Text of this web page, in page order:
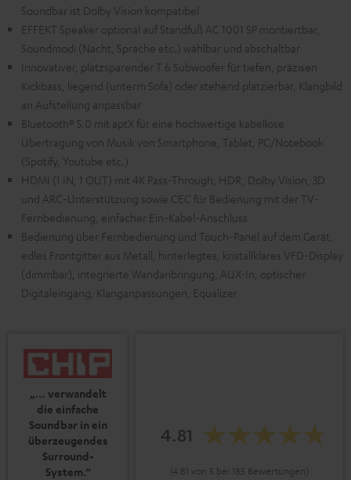
Soundbar ist Dolby Vision kompatibel
EFFEKT Speaker optional auf Standfuß AC 1001 SP montiertbar,
Soundmodi (Nacht, Sprache etc.) wählbar und abschaltbar
Innovativer, platzsparender T 6 Subwoofer für tiefen, präzisen
Kickbass, liegend (unterm Sofa) oder stehend platzierbar, Klangbild
an Aufstellung anpassbar
Bluetooth® 5.0 mit aptX für eine hochwertige kabellose
Übertragung von Musik von Smartphone, Tablet, PC/Notebook
(Spotify, Youtube etc.)
HDMI (1 IN, 1 OUT) mit 4K Pass-Through, HDR, Dolby Vision, 3D
und ARC-Unterstützung sowie CEC für Bedienung mit der TV-
Fernbedienung, einfacher Ein-Kabel-Anschluss
Bedienung über Fernbedienung und Touch-Panel auf dem Gerät,
edles Frontgitter aus Metall, hinterlegtes, kristallklares VFD-Display
(dimmbar), integrierte Wandanbringung, AUX-In, optischer
Digitaleingang, Klanganpassungen, Equalizer
„… verwandelt
die einfache
Soundbar in ein
überzeugendes
Surround-
System.“
4.81
(4.81 von 5 bei 185 Bewertungen)